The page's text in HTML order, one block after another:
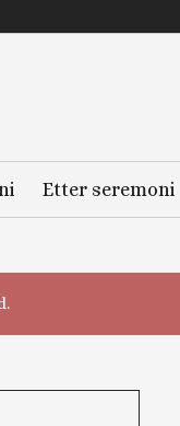
Etter seremoni